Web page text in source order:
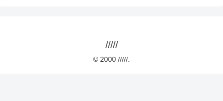
/////
© 2000 /////.